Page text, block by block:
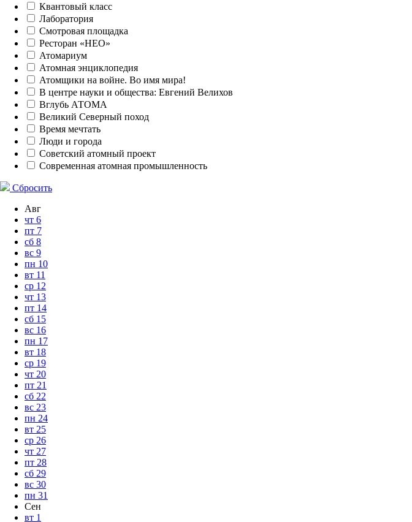
Квантовый класс
Лаборатория
Смотровая площадка
Ресторан «НЕО»
Атомариум
Атомная энциклопедия
Атомщики на войне. Во имя мира!
В центре науки и общества: Евгений Велихов
Вглубь АТОМА
Великий Северный поход
Время мечтать
Люди и города
Советский атомный проект
Современная атомная промышленность
Сбросить
Авг
чт 6
пт 7
сб 8
вс 9
пн 10
вт 11
ср 12
чт 13
пт 14
сб 15
вс 16
пн 17
вт 18
ср 19
чт 20
пт 21
сб 22
вс 23
пн 24
вт 25
ср 26
чт 27
пт 28
сб 29
вс 30
пн 31
Сен
вт 1